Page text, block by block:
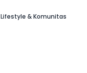
Lifestyle & Komunitas